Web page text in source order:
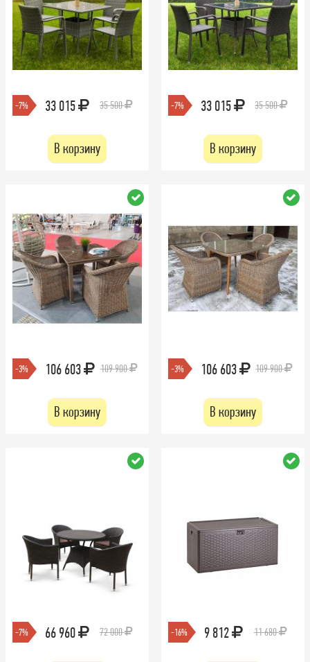
-7% 33 015 35 500
В корзину
-7% 33 015 35 500
В корзину
-3% 106 603 109 900
В корзину
-3% 106 603 109 900
В корзину
-7% 66 960 72 000 -16% 9 812 11 680